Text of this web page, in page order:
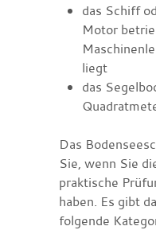
das Schiff
Motor
liegt
das
Das
Sie, wenn Sie
praktische
haben. Es gibt
folgende